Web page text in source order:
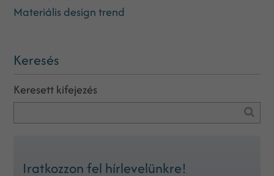
Materiális design trend
Keresés
Keresett kifejezés
Iratkozzon fel hírlevelünkre!